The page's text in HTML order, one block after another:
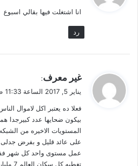
ل
انا اشتغلت فيها بقالي اسبوع
رد
ي
ل
غير معرف:
يناير 5, 2017 الساعة 11:33 ص
فعلا ده يعتبر اكل لاموال
بيكون ضحايها عدد كبيرجدا
المستويات الاخيره من
على عائد قليل و بفرض جدلى
عمل مستوى واحد كل شهر
تغطيه